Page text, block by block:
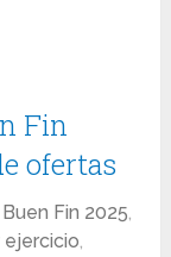
Fin
ofertas
Buen Fin 2025,
ejercicio,